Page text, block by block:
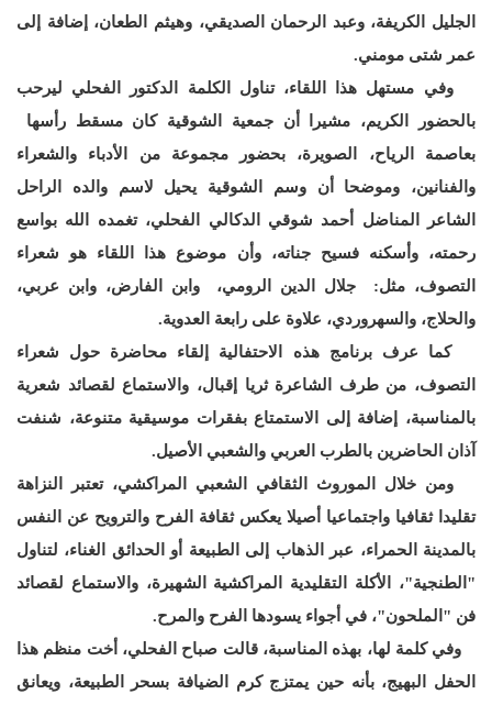
الجليل الكريفة، وعبد الرحمان الصديقي، وهيثم الطعان، إضافة إلى
عمر شتى مومني.
وفي مستهل هذا اللقاء، تناول الكلمة الدكتور الفحلي ليرحب
بالحضور الكريم، مشيرا أن جمعية الشوقية كان مسقط رأسها
بعاصمة الرياح، الصويرة، بحضور مجموعة من الأدباء والشعراء
والفنانين، وموضحا أن وسم الشوقية يحيل لاسم والده الراحل
الشاعر المناضل أحمد شوقي الدكالي الفحلي، تغمده الله بواسع
رحمته، وأسكنه فسيح جناته، وأن موضوع هذا اللقاء هو شعراء
التصوف، مثل: جلال الدين الرومي، وابن الفارض، وابن عربي،
والحلاج، والسهروردي، علاوة على رابعة العدوية.
كما عرف برنامج هذه الاحتفالية إلقاء محاضرة حول شعراء
التصوف، من طرف الشاعرة ثريا إقبال، والاستماع لقصائد شعرية
بالمناسبة، إضافة إلى الاستمتاع بفقرات موسيقية متنوعة، شنفت
آذان الحاضرين بالطرب العربي والشعبي الأصيل.
ومن خلال الموروث الثقافي الشعبي المراكشي، تعتبر النزاهة
تقليدا ثقافيا واجتماعيا أصيلا يعكس ثقافة الفرح والترويح عن النفس
بالمدينة الحمراء، عبر الذهاب إلى الطبيعة أو الحدائق الغناء، لتناول
"الطنجية"، الأكلة التقليدية المراكشية الشهيرة، والاستماع لقصائد
فن "الملحون"، في أجواء يسودها الفرح والمرح.
وفي كلمة لها، بهذه المناسبة، قالت صباح الفحلي، أخت منظم هذا
الحفل البهيج، بأنه حين يمتزج كرم الضيافة بسحر الطبيعة، ويعانق